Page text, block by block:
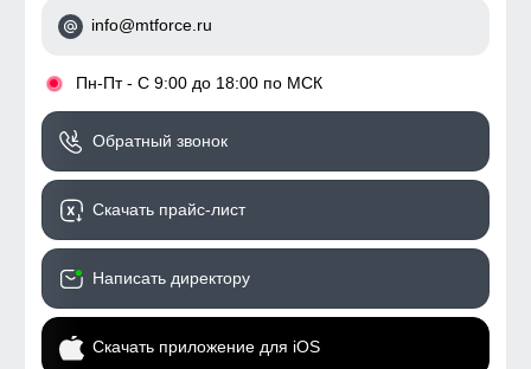
info@mtforce.ru
• Пн-Пт - С 9:00 до 18:00 по МСК
Обратный звонок
Скачать прайс-лист
Написать директору
Скачать приложение для iOS